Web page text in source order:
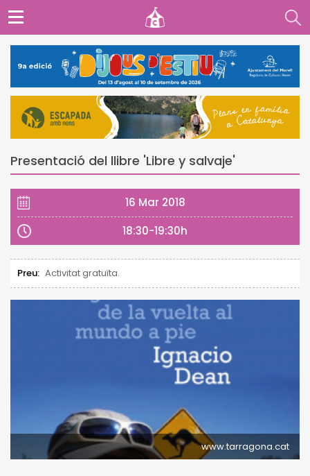
Presentació del llibre 'Libre y salvaje'
16 Mar 2018
18:30-19:30h
Preu: Activitat gratuïta.
www.tarragona.cat